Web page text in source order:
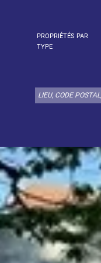
PROPRIÉTÉS PAR
TYPE